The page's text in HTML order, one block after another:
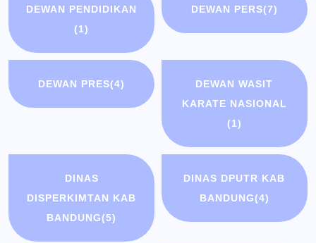
DEWAN PENDIDIKAN
(1)
DEWAN PERS(7)
DEWAN PRES(4)
DEWAN WASIT
KARATE NASIONAL
(1)
DINAS
DISPERKIMTAN KAB
BANDUNG(5)
DINAS DPUTR KAB
BANDUNG(4)